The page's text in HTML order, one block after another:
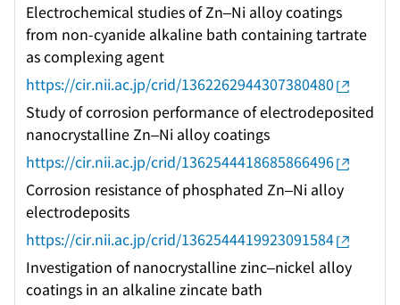
Electrochemical studies of Zn–Ni alloy coatings
from non-cyanide alkaline bath containing tartrate
as complexing agent
https://cir.nii.ac.jp/crid/1362262944307380480
Study of corrosion performance of electrodeposited
nanocrystalline Zn–Ni alloy coatings
https://cir.nii.ac.jp/crid/1362544418685866496
Corrosion resistance of phosphated Zn–Ni alloy
electrodeposits
https://cir.nii.ac.jp/crid/1362544419923091584
Investigation of nanocrystalline zinc–nickel alloy
coatings in an alkaline zincate bath